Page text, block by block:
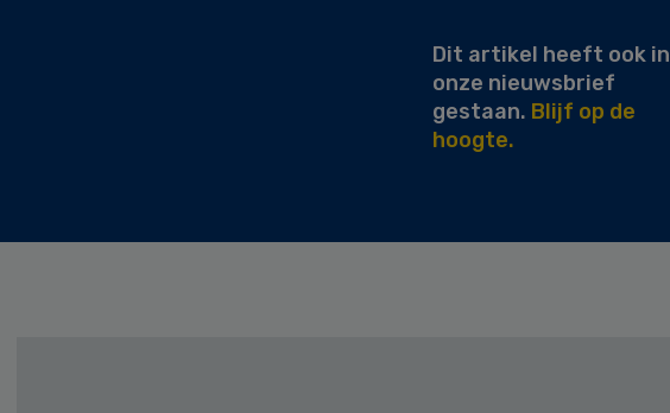
Dit artikel heeft ook in
onze nieuwsbrief
gestaan. Blijf op de
hoogte.